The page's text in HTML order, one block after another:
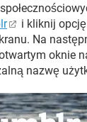
i kliknij opcję
Na
oknie
nazwę